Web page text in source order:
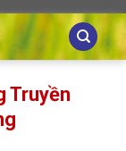
Truyền